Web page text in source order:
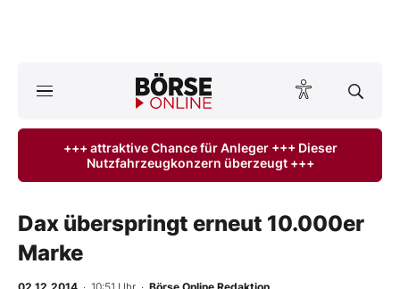
ktuelle Ausgabe BÖRSE ONLINE lesen
Anlageprodukte
Finanz-Check
+++ attraktive Chance für Anleger +++ Dieser
Nutzfahrzeugkonzern überzeugt +++
Dax überspringt erneut 10.000er
Marke